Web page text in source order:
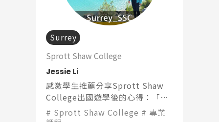
Surrey
Sprott Shaw College
Jessie Li
感激學生推薦分享Sprott Shaw
College出國遊學後的心得：「科
系、課程長度、學費都在預設的條
Sprott Shaw College
專業